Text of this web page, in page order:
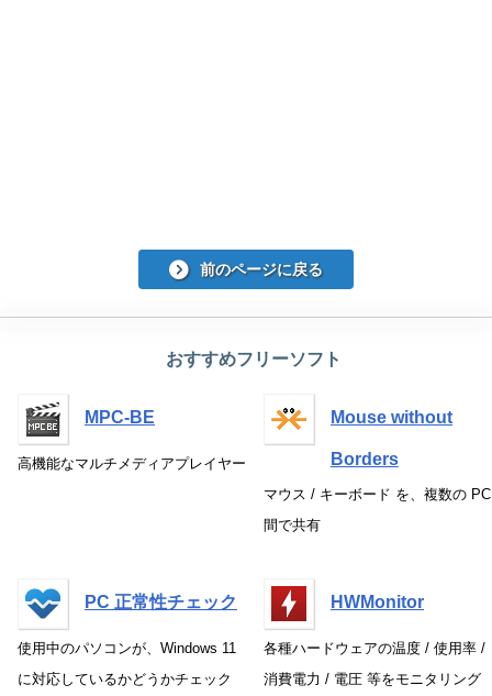
前のページに戻る
おすすめフリーソフト
MPC-BE
高機能なマルチメディアプレイヤー
Mouse without
Borders
マウス / キーボード を、複数の PC
間で共有
PC 正常性チェック
使用中のパソコンが、Windows 11
に対応しているかどうかチェック
HWMonitor
各種ハードウェアの温度 / 使用率 /
消費電力 / 電圧 等をモニタリング